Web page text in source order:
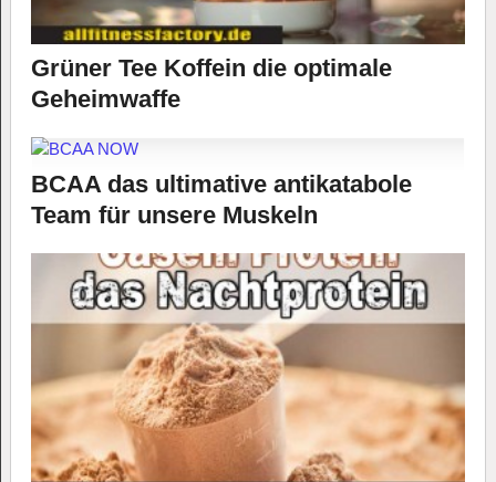
Grüner Tee Koffein die optimale
Geheimwaffe
BCAA das ultimative antikatabole
Team für unsere Muskeln